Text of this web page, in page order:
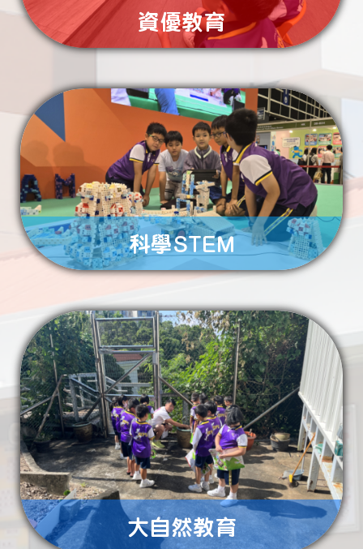
了解更多
資優教育
了解更多
科學STEM
大自然教育
大自然
藝術